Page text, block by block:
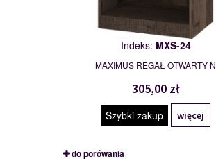
Indeks: MXS-24
MAXIMUS REGAŁ OTWARTY N
305,00 zł
Szybki zakup więcej
do porówania